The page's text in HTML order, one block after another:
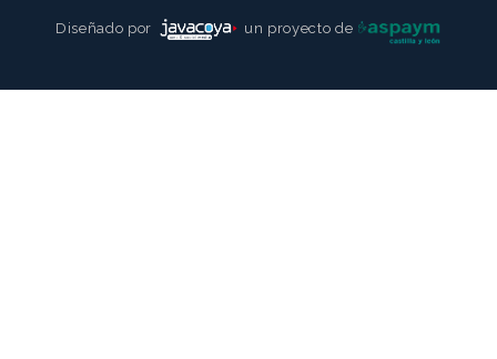
Diseñado por un proyecto de